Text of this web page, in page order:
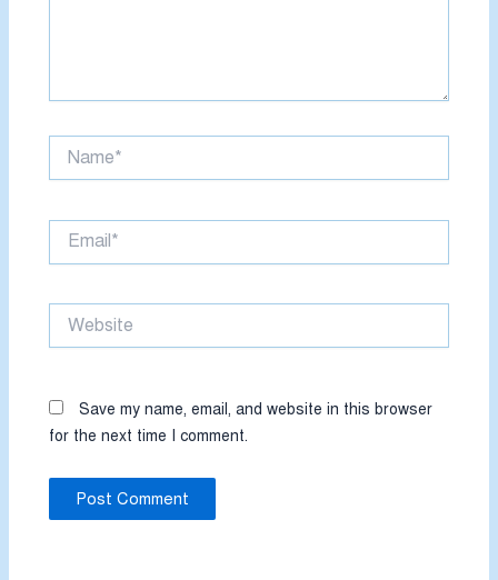
Email*
Website
Save my name, email, and website in this browser
for the next time I comment.